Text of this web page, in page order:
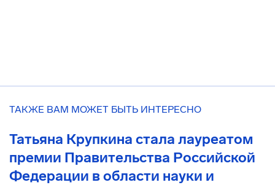
ТАКЖЕ ВАМ МОЖЕТ БЫТЬ ИНТЕРЕСНО
Татьяна Крупкина стала лауреатом
премии Правительства Российской
Федерации в области науки и